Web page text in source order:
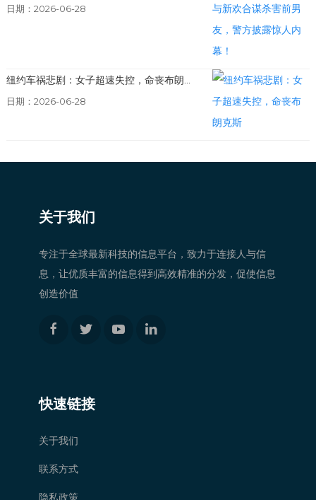
日期：2026-06-28
纽约车祸悲剧：女子超速失控，命丧布朗...
日期：2026-06-28
关于我们
专注于全球最新科技的信息平台，致力于连接人与信
息，让优质丰富的信息得到高效精准的分发，促使信息
创造价值
快速链接
关于我们
联系方式
隐私政策